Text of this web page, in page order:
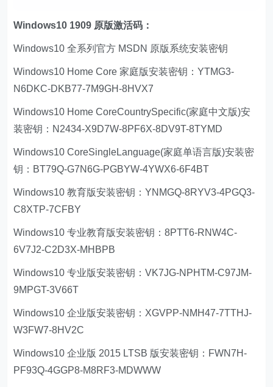
Windows10 1909 原版激活码：
Windows10 全系列官方 MSDN 原版系统安装密钥
Windows10 Home Core 家庭版安装密钥：YTMG3-
N6DKC-DKB77-7M9GH-8HVX7
Windows10 Home CoreCountrySpecific(家庭中文版)安
装密钥：N2434-X9D7W-8PF6X-8DV9T-8TYMD
Windows10 CoreSingleLanguage(家庭单语言版)安装密
钥：BT79Q-G7N6G-PGBYW-4YWX6-6F4BT
Windows10 教育版安装密钥：YNMGQ-8RYV3-4PGQ3-
C8XTP-7CFBY
Windows10 专业教育版安装密钥：8PTT6-RNW4C-
6V7J2-C2D3X-MHBPB
Windows10 专业版安装密钥：VK7JG-NPHTM-C97JM-
9MPGT-3V66T
Windows10 企业版安装密钥：XGVPP-NMH47-7TTHJ-
W3FW7-8HV2C
Windows10 企业版 2015 LTSB 版安装密钥：FWN7H-
PF93Q-4GGP8-M8RF3-MDWWW